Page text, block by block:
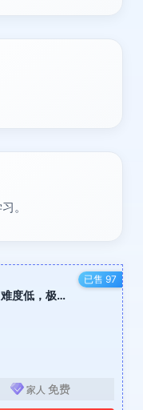
。
Camtasia 2024 实操视频课程，学习难度低，极易上手使用
家人 免费
已售 97